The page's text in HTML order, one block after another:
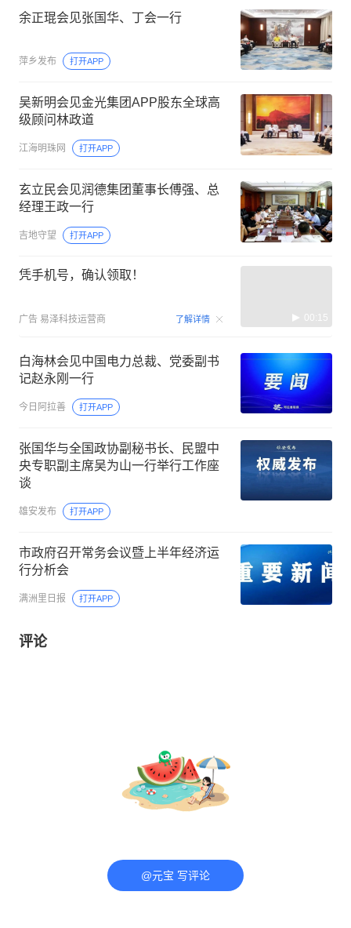
余正琨会见张国华、丁会一行
萍乡发布 打开APP
吴新明会见金光集团APP股东全球高
级顾问林政道
江海明珠网 打开APP
玄立民会见润德集团董事长傅强、总
经理王政一行
吉地守望 打开APP
凭手机号，确认领取！
广告 易泽科技运营商 了解详情 00:15
白海林会见中国电力总裁、党委副书
记赵永刚一行
今日阿拉善 打开APP
张国华与全国政协副秘书长、民盟中
央专职副主席吴为山一行举行工作座
谈
雄安发布 打开APP
市政府召开常务会议暨上半年经济运
行分析会
满洲里日报 打开APP
评论
@元宝 写评论